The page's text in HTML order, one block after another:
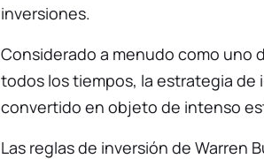
inversiones.
Considerado a menudo como uno
todos los tiempos, la estrategia de
convertido en objeto de intenso
Las reglas de inversión de Warren